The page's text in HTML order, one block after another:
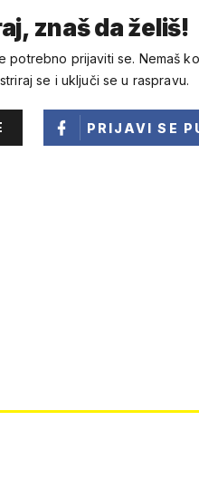
znaš da želiš!
potrebno prijaviti se. Nemaš
se i uključi se u raspravu.
PRIJAVI SE